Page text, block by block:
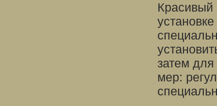
Красивый
затем
мер: